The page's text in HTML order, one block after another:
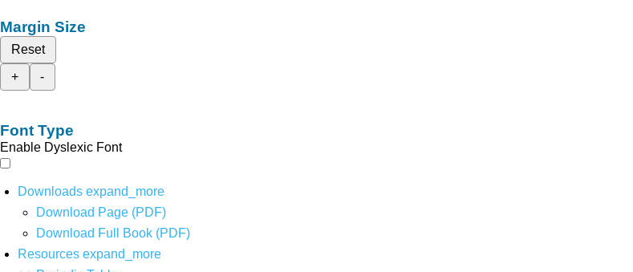
Margin Size
Reset
+
-
Font Type
Enable Dyslexic Font
Downloads expand_more
Download Page (PDF)
Download Full Book (PDF)
Resources expand_more